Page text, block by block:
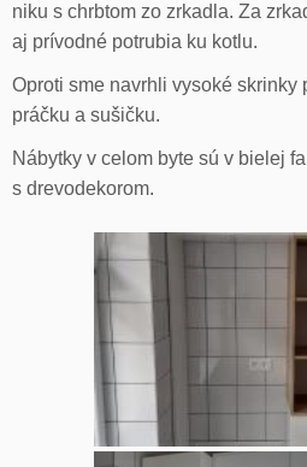
niku s chrbtom zo zrkadla. Za
aj prívodné potrubia ku kotlu.
Oproti sme navrhli vysoké skrinky
práčku a sušičku.
Nábytky v celom byte sú v bielej
s drevodekorom.